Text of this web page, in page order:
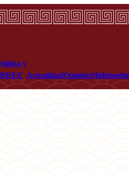
y
RREE ActualidadOpiniónMultimedia